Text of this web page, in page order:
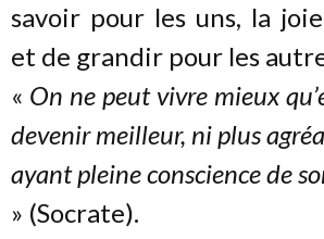
savoir pour les uns, la
et de grandir pour les
« On ne peut vivre mieux
devenir meilleur, ni plus
ayant pleine conscience de
» (Socrate).